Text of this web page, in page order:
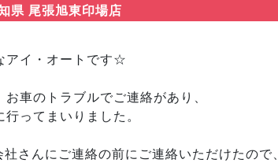
県 尾張旭東印場店
アイ・オートです☆
車のトラブルでご連絡があり、
ってまいりました。